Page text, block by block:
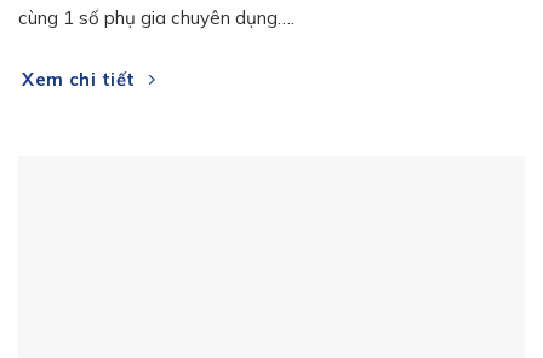
cùng 1 số phụ gia chuyên dụng….
Xem chi tiết